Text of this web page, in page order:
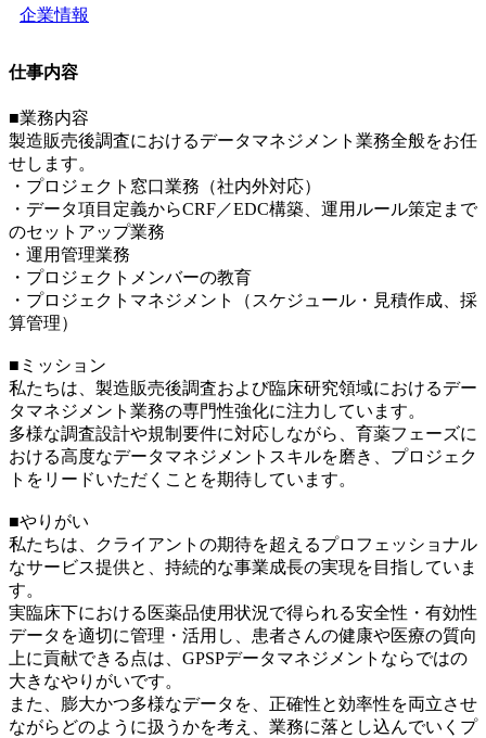
企業情報
仕事内容
■業務内容
製造販売後調査におけるデータマネジメント業務全般をお任
せします。
・プロジェクト窓口業務（社内外対応）
・データ項目定義からCRF／EDC構築、運用ルール策定まで
のセットアップ業務
・運用管理業務
・プロジェクトメンバーの教育
・プロジェクトマネジメント（スケジュール・見積作成、採
算管理）
■ミッション
私たちは、製造販売後調査および臨床研究領域におけるデー
タマネジメント業務の専門性強化に注力しています。
多様な調査設計や規制要件に対応しながら、育薬フェーズに
おける高度なデータマネジメントスキルを磨き、プロジェク
トをリードいただくことを期待しています。
■やりがい
私たちは、クライアントの期待を超えるプロフェッショナル
なサービス提供と、持続的な事業成長の実現を目指していま
す。
実臨床下における医薬品使用状況で得られる安全性・有効性
データを適切に管理・活用し、患者さんの健康や医療の質向
上に貢献できる点は、GPSPデータマネジメントならではの
大きなやりがいです。
また、膨大かつ多様なデータを、正確性と効率性を両立させ
ながらどのように扱うかを考え、業務に落とし込んでいくプ